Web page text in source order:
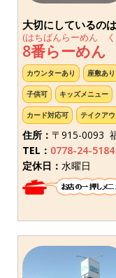
大切にしているの
(はちばんらーめん
8番らーめ
カウンターあり 座敷あり
子供可 キッズメニュー
カード対応可 テイクアウ
住所： 〒915-0093
TEL： 0778-24-5184
定休日： 水曜日